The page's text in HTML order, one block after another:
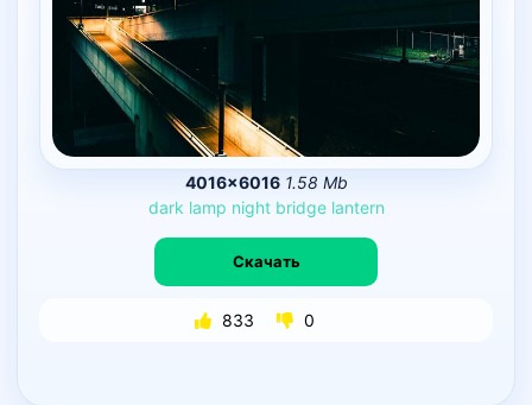
4016×6016 1.58 Mb
dark lamp night bridge lantern
Скачать
833 0